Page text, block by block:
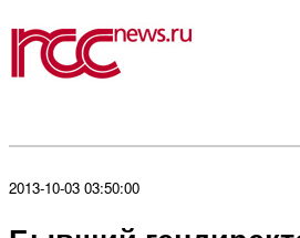
2013-10-03 03:50:00